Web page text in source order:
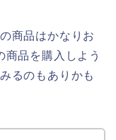
商品はかなりお
品を購入しよう
るのもありかも